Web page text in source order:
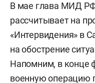
В мае глава МИД
рассчитывает на
«Интервидения» в
на обострение
Напомним, в конце
военную операцию